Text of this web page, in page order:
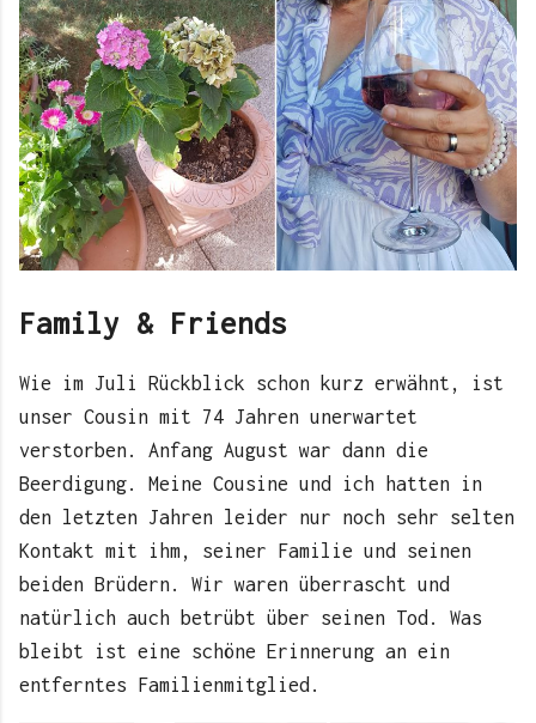
Family & Friends
Wie im Juli Rückblick schon kurz erwähnt, ist
unser Cousin mit 74 Jahren unerwartet
verstorben. Anfang August war dann die
Beerdigung. Meine Cousine und ich hatten in
den letzten Jahren leider nur noch sehr selten
Kontakt mit ihm, seiner Familie und seinen
beiden Brüdern. Wir waren überrascht und
natürlich auch betrübt über seinen Tod. Was
bleibt ist eine schöne Erinnerung an ein
entferntes Familienmitglied.